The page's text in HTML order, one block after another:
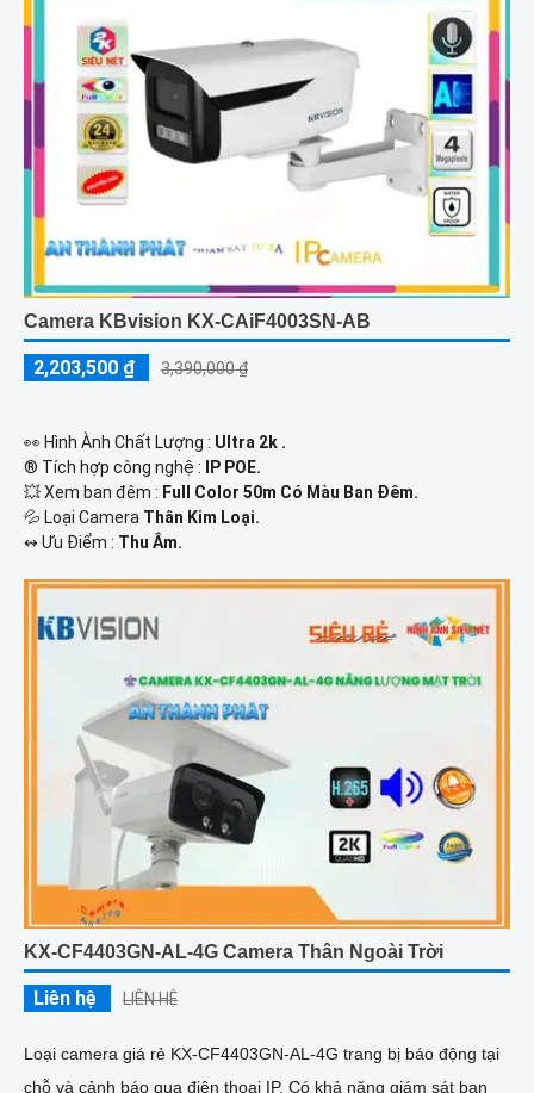
Camera KBvision KX-CAiF4003SN-AB
2,203,500 ₫ 3,390,000 ₫
️👀 Hình Ành Chất Lượng : Ultra 2k .
®️ Tích hợp công nghệ :
IP POE.
💥 Xem ban đêm : Full Color 50m Có Màu Ban Đêm.
💦 Loại Camera Thân Kim Loại.
️↭ Ưu Điểm : Thu Âm.
KX-CF4403GN-AL-4G Camera Thân Ngoài Trời
Liên hệ LIÊN HỆ
Loại camera giá rẻ KX-CF4403GN-AL-4G trang bị báo động tại
chỗ và cảnh báo qua điện thoại IP. Có khả năng giám sát ban